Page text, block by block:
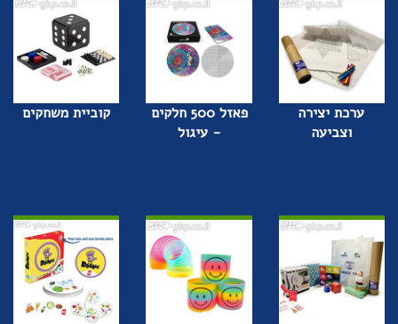
ערכת יצירה
וצביעה
פאזל 500 חלקים
- עיגול
קוביית משחקים